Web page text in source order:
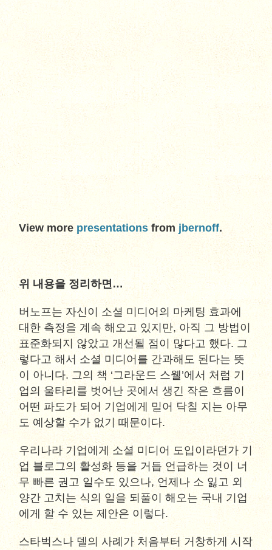
View more presentations from jbernoff.
위 내용을 정리하면…
버노프는 자신이 소셜 미디어의 마케팅 효과에
대한 측정을 계속 해오고 있지만, 아직 그 방법이
표준화되지 않았고 개선될 점이 많다고 했다. 그
렇다고 해서 소셜 미디어를 간과해도 된다는 뜻
이 아니다. 그의 책 ‘그라운드 스웰’에서 처럼 기
업의 울타리를 벗어난 곳에서 생긴 작은 흐름이
어떤 파도가 되어 기업에게 밀어 닥칠 지는 아무
도 예상할 수가 없기 때문이다.
우리나라 기업에게 소셜 미디어 도입이라던가 기
업 블로그의 활성화 등을 거듭 언급하는 것이 너
무 빠른 권고 일수도 있으나, 언제나 소 잃고 외
양간 고치는 식의 일을 되풀이 해오는 국내 기업
에게 할 수 있는 제안은 이렇다.
스타벅스나 델의 사례가 처음부터 거창하게 시작